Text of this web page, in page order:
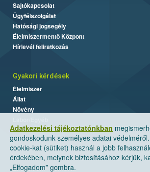
Adatkezelési tájékoztatónkban
gondoskodunk személyes adatai
cookie-kat (sütiket) használ a jobb
érdekében, melynek biztosításához kérjük,
„Elfogadom” gombra.
Sajtókapcsolat
Ügyfélszolgálat
Hatósági jogsegély
Élelmiszermentő Központ
Hírlevél feliratkozás
Gyakori kérdések
Élelmiszer
Állat
Növény